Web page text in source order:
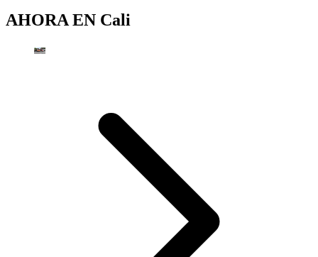
AHORA EN Cali